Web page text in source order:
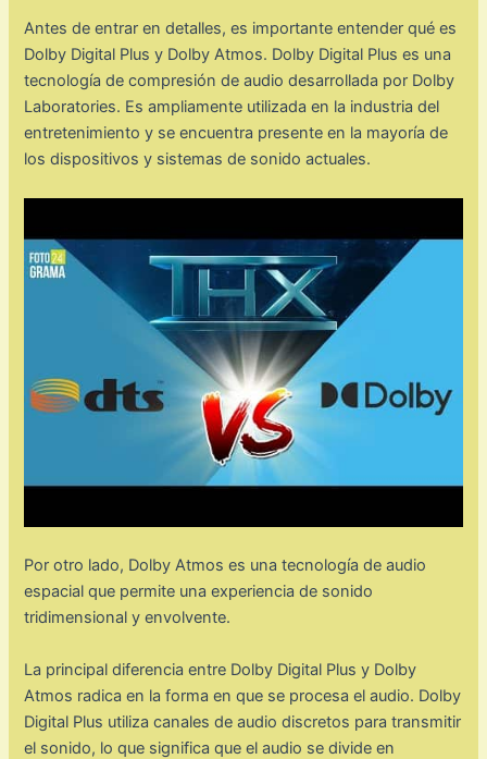
Antes de entrar en detalles, es importante entender qué es
Dolby Digital Plus y Dolby Atmos. Dolby Digital Plus es una
tecnología de compresión de audio desarrollada por Dolby
Laboratories. Es ampliamente utilizada en la industria del
entretenimiento y se encuentra presente en la mayoría de
los dispositivos y sistemas de sonido actuales.
Por otro lado, Dolby Atmos es una tecnología de audio
espacial que permite una experiencia de sonido
tridimensional y envolvente.
La principal diferencia entre Dolby Digital Plus y Dolby
Atmos radica en la forma en que se procesa el audio. Dolby
Digital Plus utiliza canales de audio discretos para transmitir
el sonido, lo que significa que el audio se divide en